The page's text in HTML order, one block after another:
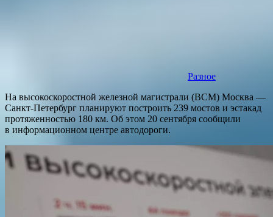
Разное
На высокоскоростной железной магистрали (ВСМ) Москва —
Санкт-Петербург планируют построить 239 мостов и эстакад
протяженностью 180 км. Об этом 20 сентября сообщили
в информационном центре автодороги.